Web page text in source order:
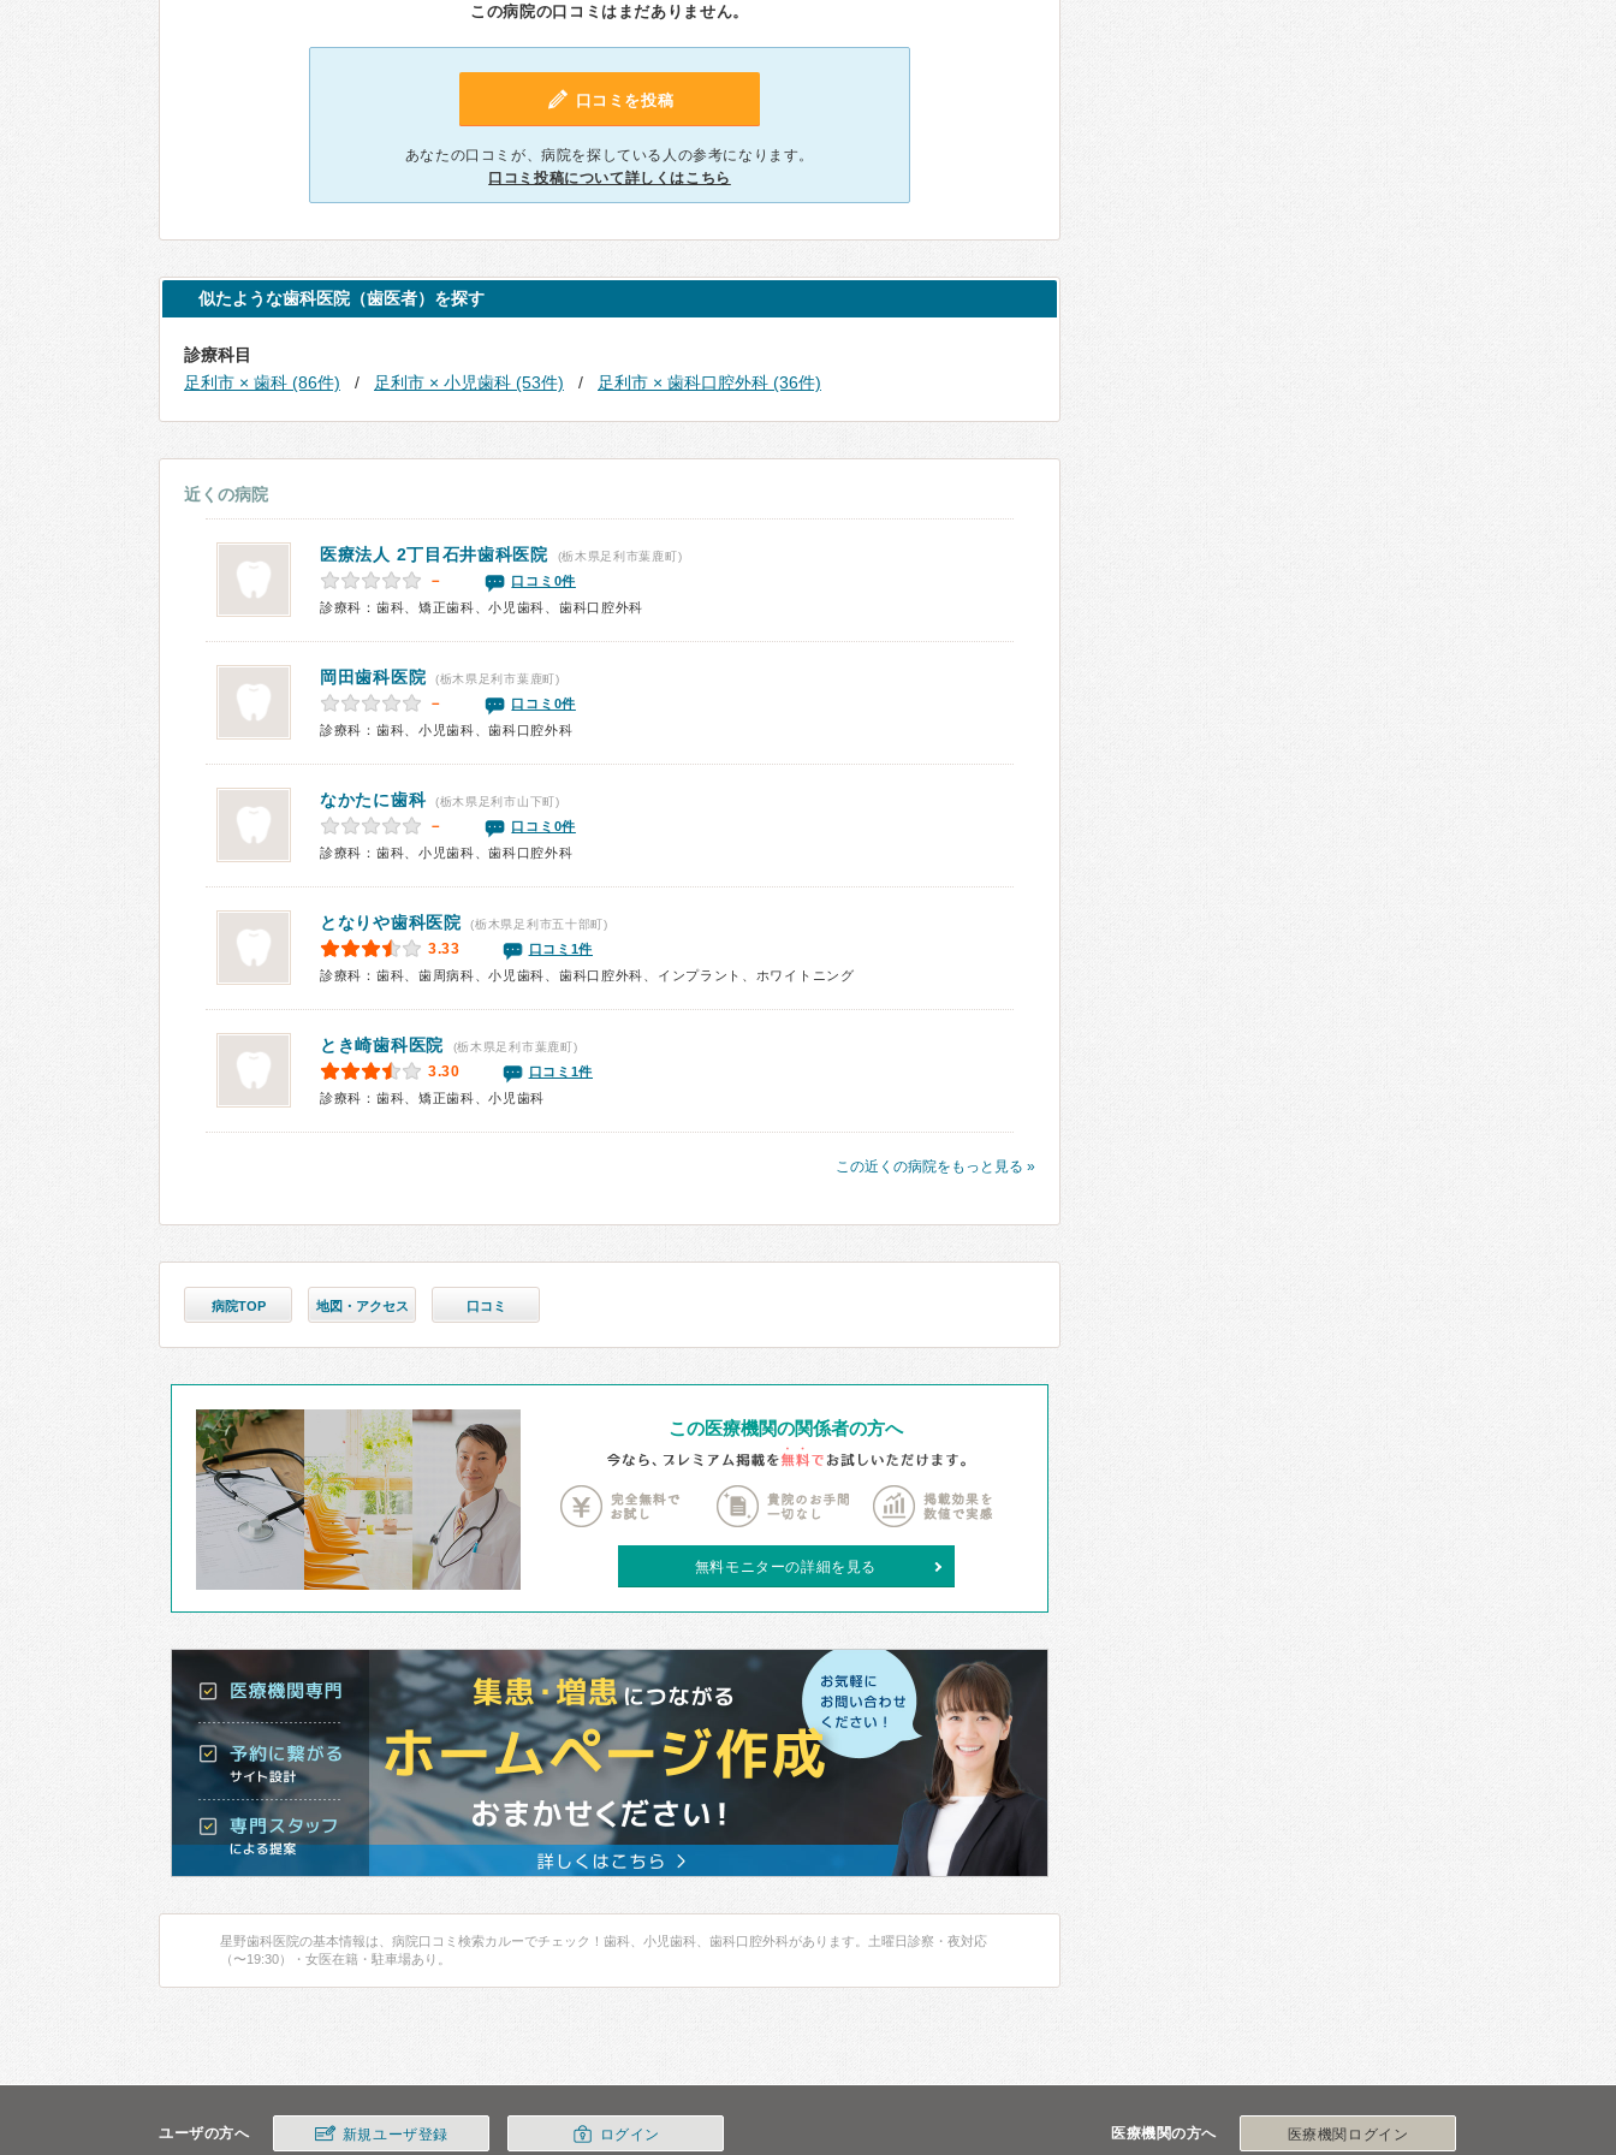
この病院の口コミはまだありません。
口コミを投稿
あなたの口コミが、病院を探している人の参考になります。
口コミ投稿について詳しくはこちら
似たような歯科医院（歯医者）を探す
診療科目
足利市 × 歯科 (86件)
足利市 × 小児歯科 (53件) 足利市 × 歯科口腔外科 (36件)
近くの病院
医療法人 2丁目石井歯科医院 (栃木県足利市葉鹿町)
－
口コミ0件
診療科：歯科、矯正歯科、小児歯科、歯科口腔外科
岡田歯科医院 (栃木県足利市葉鹿町)
－
口コミ0件
診療科：歯科、小児歯科、歯科口腔外科
なかたに歯科 (栃木県足利市山下町)
－
口コミ0件
診療科：歯科、小児歯科、歯科口腔外科
となりや歯科医院 (栃木県足利市五十部町)
3.33
口コミ1件
診療科：歯科、歯周病科、小児歯科、歯科口腔外科、インプラント、ホワイトニング
とき崎歯科医院 (栃木県足利市葉鹿町)
3.30
口コミ1件
診療科：歯科、矯正歯科、小児歯科
この近くの病院をもっと見る »
病院TOP 地図・アクセス 口コミ
この医療機関の関係者の方へ
無料モニターの詳細を見る
星野歯科医院の基本情報は、病院口コミ検索カルーでチェック！歯科、小児歯科、歯科口腔外科があります。土曜日診察・夜対応
（〜19:30）・女医在籍・駐車場あり。
ユーザの方へ 新規ユーザ登録 ログイン 医療機関の方へ 医療機関ログイン